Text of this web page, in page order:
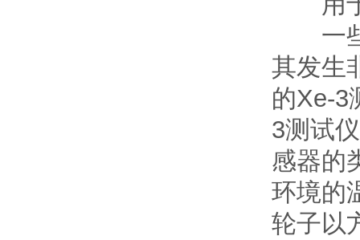
一些
其发生
的Xe-3
3测试
感器的
环境的
轮子以